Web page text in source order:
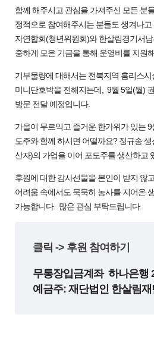
함께 해주시고 관심을 가져주신 모든 분
정적으로 참여해주시는 분들도 생겨나
자연합회(청년위원회)와 한살림경기서
중하게 모은 기금을 통해 운영비를 지원
기부물량에 대해서는 전북지역 홈리스
미니단호박을 전해지는데, 9월 5일(월)
방문 전달 예정입니다.
가을이 무르익고 즐거운 한가위가 있는
도주와 함께 하시면 어떨까요? 정규송
산자)의 가업을 이어 포도주를 생산하고
후원에 대한 감사선물을 본인이 받지 않
어려움 속에서도 묵묵히 농사를 지어온
가능합니다. 많은 관심 부탁드립니다.
클릭 -> 후원 참여하기
무통장입금계좌 하나은행
예금주: 재단법인 한살림재